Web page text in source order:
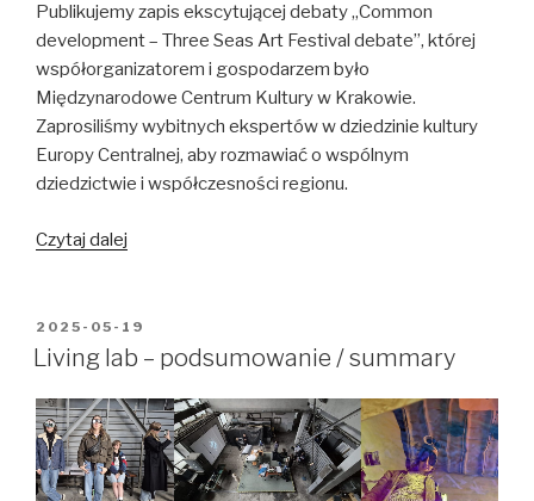
Publikujemy zapis ekscytującej debaty „Common
development – Three Seas Art Festival debate”, której
współorganizatorem i gospodarzem było
Międzynarodowe Centrum Kultury w Krakowie.
Zaprosiliśmy wybitnych ekspertów w dziedzinie kultury
Europy Centralnej, aby rozmawiać o wspólnym
dziedzictwie i współczesności regionu.
Czytaj dalej
Sztuki
Trójmorza
Record
of
the
Three
OPUBLIKOWANE
W
2025-05-19
Living lab – podsumowanie / summary